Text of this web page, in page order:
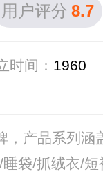
用户评分 8.7
时间： 1960
产品系列涵
袋/抓绒衣/